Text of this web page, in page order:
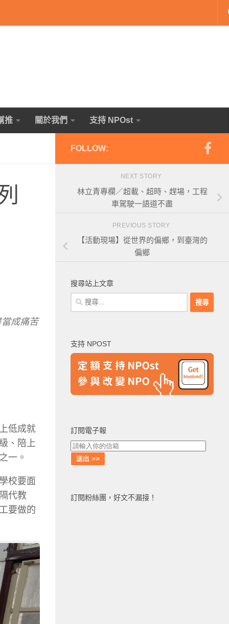
推 關於我們 支持 NPOst
成痛苦
低成就
、陪上
一。
校要面
代教
要做的
FOLLOW:
NEXT STORY
林立青專欄／超載、超時、趕場，工程
車駕駛一語道不盡
PREVIOUS STORY
【活動現場】從世界的偏鄉，到臺灣的
偏鄉
搜尋站上文章
搜
尋
字:
支持 NPOST
訂閱電子報
訂閱粉絲團，好文不漏接！